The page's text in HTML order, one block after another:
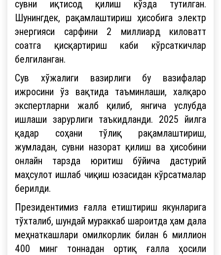
сувни иқтисод қилиш кўзда тутилган.
Шунингдек, рақамлаштириш ҳисобига электр
энергияси сарфини 2 миллиард киловатт
соатга қисқартириш каби кўрсаткичлар
белгиланган.
Сув хўжалиги вазирлиги бу вазифалар
ижросини ўз вақтида таъминлаши, халқаро
экспертларни жалб қилиб, янгича услубда
ишлаши зарурлиги таъкидланди. 2025 йилга
қадар соҳани тўлиқ рақамлаштириш,
жумладан, сувни назорат қилиш ва ҳисобини
онлайн тарзда юритиш бўйича дастурий
маҳсулот ишлаб чиқиш юзасидан кўрсатмалар
берилди.
Президентимиз ғалла етиштириш якунларига
тўхталиб, шундай мураккаб шароитда ҳам дала
меҳнаткашлари омилкорлик билан 6 миллион
400 минг тоннадан ортиқ ғалла ҳосили